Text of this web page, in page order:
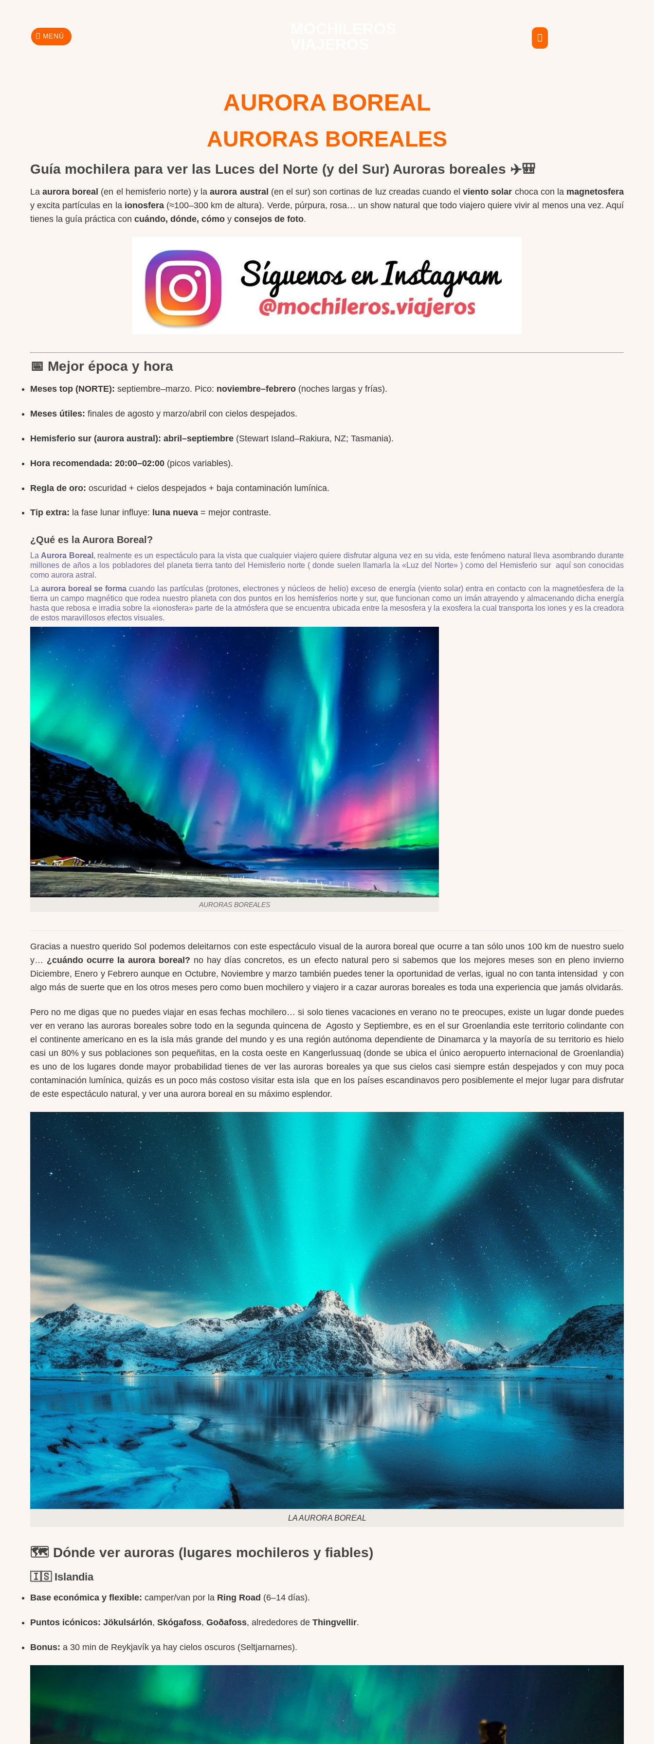
MENÚ
AURORA BOREAL
AURORAS BOREALES
Guía mochilera para ver las Luces del Norte (y del Sur) Auroras boreales ✈️🎒
Laaurora boreal (en el hemisferio norte) y laaurora austral (en el sur) son cortinas de luz creadas cuando elviento solar choca con la magnetosfera
y excita partículas en la ionosfera(≈100–300 km de altura). Verde, púrpura, rosa… un show natural que todo viajero quiere vivir al menos una vez. Aquí
tienes la guía práctica con cuándo, dónde, cómo y consejos de foto.
📅 Mejor época y hora
Meses top (NORTE): septiembre–marzo. Pico: noviembre–febrero (noches largas y frías).
Meses útiles: finales de agosto y marzo/abril con cielos despejados.
Hemisferio sur (aurora austral): abril–septiembre (Stewart Island–Rakiura, NZ; Tasmania).
Hora recomendada: 20:00–02:00 (picos variables).
Regla de oro: oscuridad + cielos despejados + baja contaminación lumínica.
Tip extra: la fase lunar influye: luna nueva = mejor contraste.
¿Qué es la Aurora Boreal?
La Aurora Boreal , realmente es un espectáculo para la vista que cualquier viajero quiere disfrutar alguna vez en su vida, este fenómeno natural lleva asombrando durante
millones de años a los pobladores del planeta tierra tanto del Hemisferio norte ( donde suelen llamarla la «Luz del Norte» ) como del Hemisferio sur aquí son conocidas
como aurora astral.
Laaurora boreal se forma cuando las partículas (protones, electrones y núcleos de helio) exceso de energía (viento solar) entra en contacto con la magnetóesfera de la
tierra un campo magnético que rodea nuestro planeta con dos puntos en los hemisferios norte y sur, que funcionan como un imán atrayendo y almacenando dicha energía
hasta que rebosa e irradia sobre la «ionosfera» parte de la atmósfera que se encuentra ubicada entre la mesosfera y la exosfera la cual transporta los iones y es la creadora
de estos maravillosos efectos visuales.
AURORAS BOREALES
Gracias a nuestro querido Sol podemos deleitarnos con este espectáculo visual de la aurora boreal que ocurre a tan sólo unos 100 km de nuestro suelo
y… ¿cuándo ocurre la aurora boreal? no hay días concretos, es un efecto natural pero si sabemos que los mejores meses son en pleno invierno
Diciembre, Enero y Febrero aunque en Octubre, Noviembre y marzo también puedes tener la oportunidad de verlas, igual no con tanta intensidad y con
algo más de suerte que en los otros meses pero como buen mochilero y viajero ir a cazar auroras boreales es toda una experiencia que jamás olvidarás.
Pero no me digas que no puedes viajar en esas fechas mochilero… si solo tienes vacaciones en verano no te preocupes, existe un lugar donde puedes
ver en verano las auroras boreales sobre todo en la segunda quincena de Agosto y Septiembre, es en el sur Groenlandia este territorio colindante con
el continente americano en es la isla más grande del mundo y es una región autónoma dependiente de Dinamarca y la mayoría de su territorio es hielo
casi un 80% y sus poblaciones son pequeñitas, en la costa oeste en Kangerlussuaq (donde se ubica el único aeropuerto internacional de Groenlandia)
es uno de los lugares donde mayor probabilidad tienes de ver las auroras boreales ya que sus cielos casi siempre están despejados y con muy poca
contaminación lumínica, quizás es un poco más costoso visitar esta isla que en los países escandinavos pero posiblemente el mejor lugar para disfrutar
de este espectáculo natural, y ver una aurora boreal en su máximo esplendor.
LA AURORA BOREAL
🗺️ Dónde ver auroras (lugares mochileros y fiables)
🇮🇸 Islandia
Base económica y flexible: camper/van por la Ring Road (6–14 días).
Puntos icónicos: Jökulsárlón, Skógafoss, Goðafoss, alrededores de Thingvellir.
Bonus: a 30 min de Reykjavík ya hay cielos oscuros (Seltjarnarnes).